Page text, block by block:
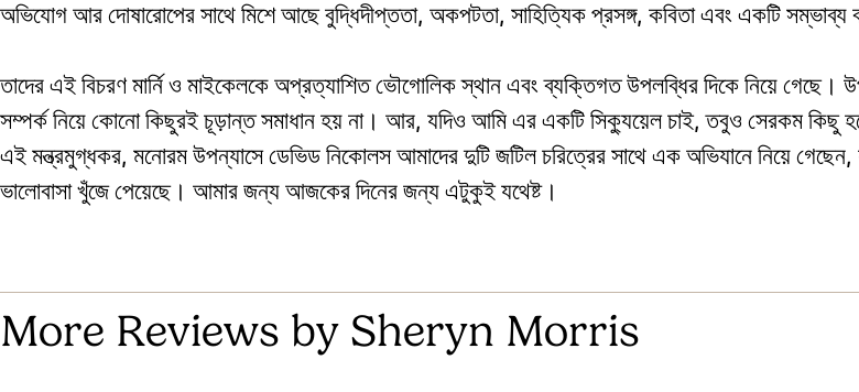
অভিযোগ আর দোষারোপের সাথে মিশে আছে বুদ্ধিদীপ্ততা, অকপটতা, সাহিত্যিক প্রসঙ্গ, কবিতা এবং একটি
তাদের এই বিচরণ মার্নি ও মাইকেলকে অপ্রত্যাশিত ভৌগোলিক স্থান এবং ব্যক্তিগত উপলব্ধির দিকে নিয়ে গেছে।
সম্পর্ক নিয়ে কোনো কিছুরই চূড়ান্ত সমাধান হয় না। আর, যদিও আমি এর একটি সিক্যুয়েল চাই, তবুও সেরকম কিছু
এই মন্ত্রমুগ্ধকর, মনোরম উপন্যাসে ডেভিড নিকোলস আমাদের দুটি জটিল চরিত্রের সাথে এক অভিযানে নিয়ে গেছেন,
ভালোবাসা খুঁজে পেয়েছে। আমার জন্য আজকের দিনের জন্য এটুকুই যথেষ্ট।
More Reviews by Sheryn Morris